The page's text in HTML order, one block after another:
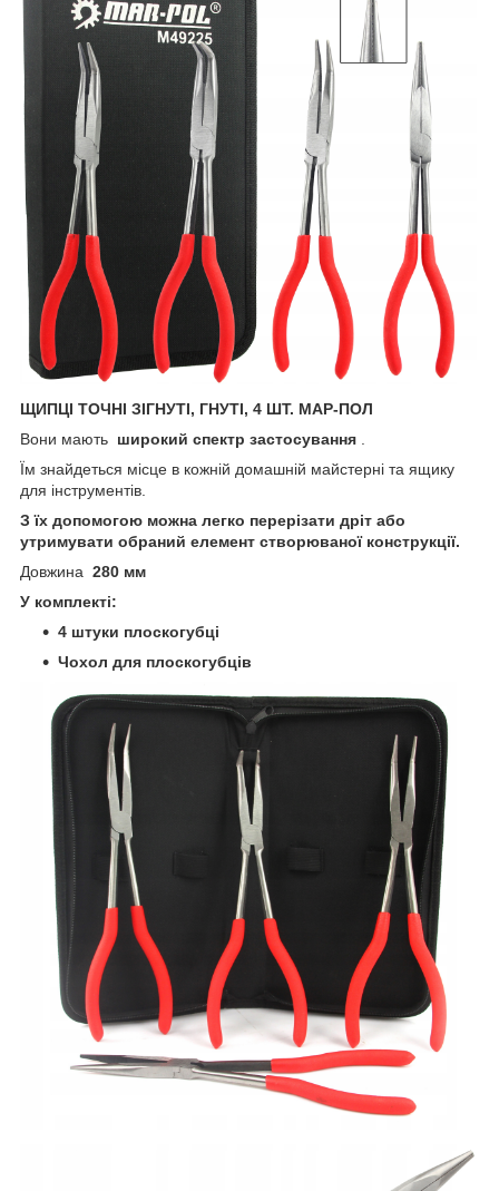
ЩИПЦІ ТОЧНІ ЗІГНУТІ, ГНУТІ, 4 ШТ. МАР-ПОЛ
Вони мають широкий спектр застосування
Їм знайдеться місце в кожній домашній майстерні та ящику
для інструментів.
З їх допомогою можна легко перерізати дріт або
утримувати обраний елемент створюваної конструкції.
Довжина 280 мм
У комплекті:
4 штуки плоскогубці
Чохол для плоскогубців